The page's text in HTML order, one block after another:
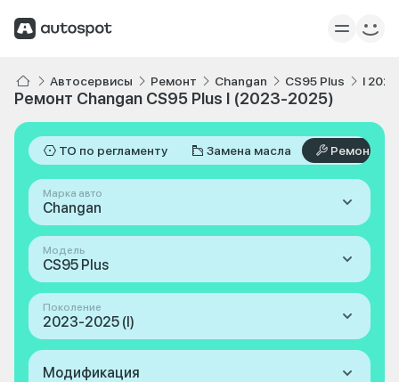
Автосервисы Ремонт Changan CS95 Plus I
Ремонт Changan CS95 Plus I (2023-2025)
ТО по регламенту Замена масла Ремонт
Марка авто
Changan
Модель
CS95 Plus
Поколение
2023-2025 (I)
Модификация